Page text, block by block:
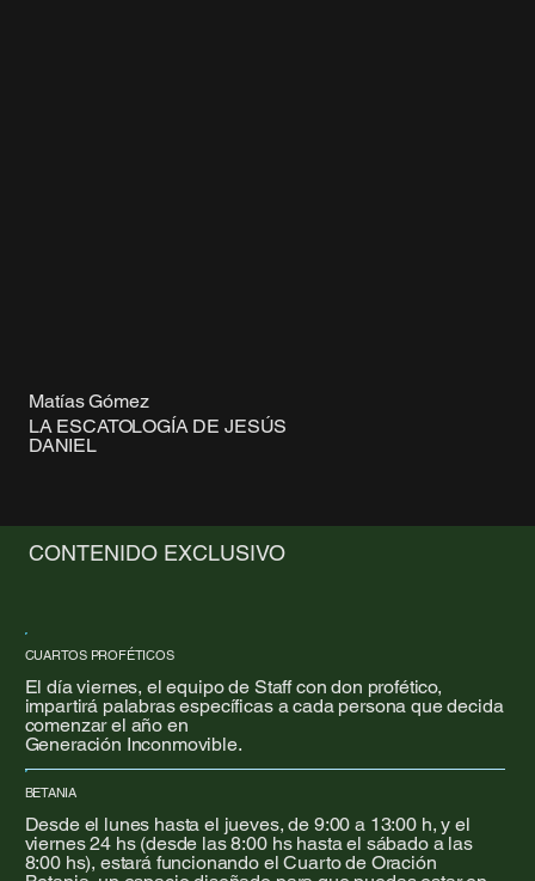
CONTENIDO EXCLUSIVO
CUARTOS PROFÉTICOS
El día viernes, el equipo de Staff con don profético,
impartirá palabras específicas a cada persona que decida
comenzar el año en
Generación Inconmovible.
BETANIA
Desde el lunes hasta el jueves, de 9:00 a 13:00 h, y el
viernes 24 hs (desde las 8:00 hs hasta el sábado a las
8:00 hs), estará funcionando el Cuarto de Oración
Matías Gómez
LA ESCATOLOGÍA DE JESÚS
DANIEL